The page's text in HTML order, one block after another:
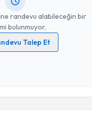
randevu alabileceğin bir
bulunmuyor.
Talep Et
ilişkinAydınlatma Metni